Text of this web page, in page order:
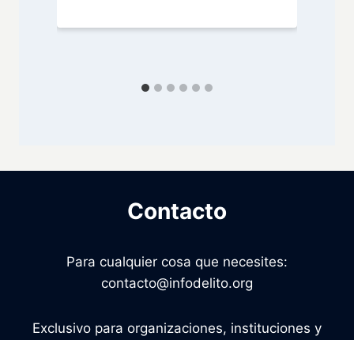
Contacto
Para cualquier cosa que necesites:
contacto@infodelito.org
Exclusivo para organizaciones, instituciones y